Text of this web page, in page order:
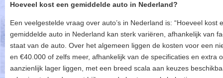
Hoeveel kost een gemiddelde auto in Nederland?
Een veelgestelde vraag over auto’s in Nederland is: “Hoeveel kost
gemiddelde auto in Nederland kan sterk variëren, afhankelijk van
staat van de auto. Over het algemeen liggen de kosten voor een
en €40.000 of zelfs meer, afhankelijk van de specificaties en extra
aanzienlijk lager liggen, met een breed scala aan keuzes